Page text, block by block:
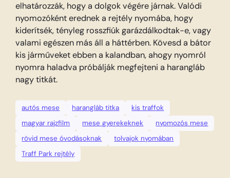
elhatározzák, hogy a dolgok végére járnak. Valódi
nyomozóként erednek a rejtély nyomába, hogy
kiderítsék, tényleg rosszfiúk garázdálkodtak-e, vagy
valami egészen más áll a háttérben. Kövesd a bátor
kis járműveket ebben a kalandban, ahogy nyomról
nyomra haladva próbálják megfejteni a harangláb
nagy titkát.
autós mese harangláb titka
kis traffok
magyar rajzfilm
mese gyerekeknek
nyomozós mese
rövid mese óvodásoknak
tolvajok nyomában
Traff Park rejtély